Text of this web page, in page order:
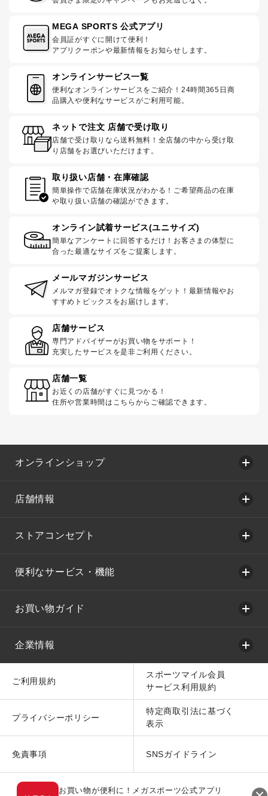
MEGA SPORTS 公式アプリ
会員証がすぐに開けて便利！
アプリクーポンや最新情報をお知らせします。
オンラインサービス一覧
便利なオンラインサービスをご紹介！24時間365日商
品購入や便利なサービスがご利用可能。
ネットで注文 店舗で受け取り
店舗で受け取りなら送料無料！全店舗の中から受け取
り店舗をお選びいただけます。
取り扱い店舗・在庫確認
簡単操作で店舗在庫状況がわかる！ご希望商品の在庫
や取り扱い店舗の確認ができます。
オンライン試着サービス(ユニサイズ)
簡単なアンケートに回答するだけ！お客さまの体型に
合った最適なサイズをご提案します。
メールマガジンサービス
メルマガ登録でオトクな情報をゲット！最新情報やお
すすめトピックスをお届けします。
店舗サービス
専門アドバイザーがお買い物をサポート！
充実したサービスを是非ご利用ください。
店舗一覧
お近くの店舗がすぐに見つかる！
住所や営業時間はこちらからご確認できます。
オンラインショップ
店舗情報
ストアコンセプト
便利なサービス・機能
お買い物ガイド
企業情報
ご利用規約
スポーツマイル会員
サービス利用規約
プライバシーポリシー
特定商取引法に基づく
表示
免責事項 SNSガイドライン
お買い物が便利に！メガスポーツ公式アプリ